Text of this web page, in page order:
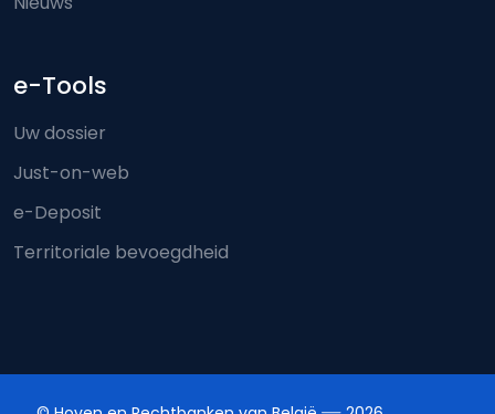
e-Tools
Uw dossier
Just-on-web
e-Deposit
Territoriale bevoegdheid